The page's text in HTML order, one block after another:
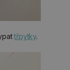
třpytky.